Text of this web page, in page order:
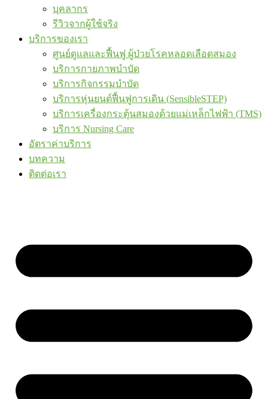
บุคลากร
รีวิวจากผู้ใช้จริง
บริการของเรา
ศูนย์ดูแลและฟื้นฟู ผู้ป่วยโรคหลอดเลือดสมอง
บริการกายภาพบำบัด
บริการกิจกรรมบำบัด
บริการหุ่นยนต์ฟื้นฟูการเดิน (SensibleSTEP)
บริการเครื่องกระตุ้นสมองด้วยแม่เหล็กไฟฟ้า (TMS)
บริการ Nursing Care
อัตราค่าบริการ
บทความ
ติดต่อเรา